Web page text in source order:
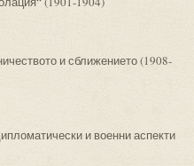
и сближението (1908-
и военни аспекти